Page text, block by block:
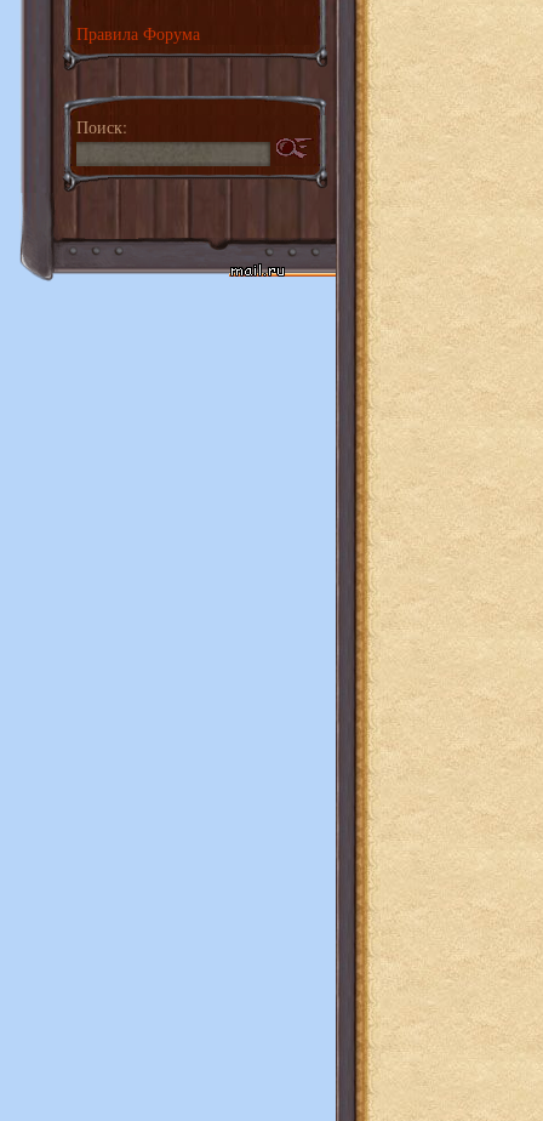
Правила Форума
Поиск: